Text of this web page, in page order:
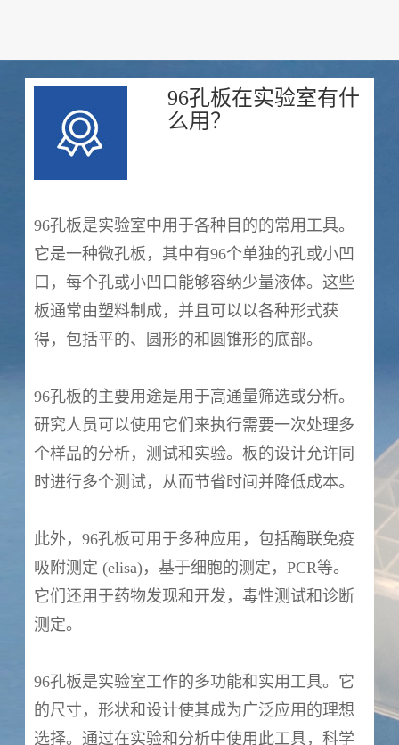
96孔板在实验室有什
么用？
96孔板是实验室中用于各种目的的常用工具。
它是一种微孔板，其中有96个单独的孔或小凹
口，每个孔或小凹口能够容纳少量液体。这些
板通常由塑料制成，并且可以以各种形式获
得，包括平的、圆形的和圆锥形的底部。
96孔板的主要用途是用于高通量筛选或分析。
研究人员可以使用它们来执行需要一次处理多
个样品的分析，测试和实验。板的设计允许同
时进行多个测试，从而节省时间并降低成本。
此外，96孔板可用于多种应用，包括酶联免疫
吸附测定 (elisa)，基于细胞的测定，PCR等。
它们还用于药物发现和开发，毒性测试和诊断
测定。
96孔板是实验室工作的多功能和实用工具。它
的尺寸，形状和设计使其成为广泛应用的理想
选择。通过在实验和分析中使用此工具，科学